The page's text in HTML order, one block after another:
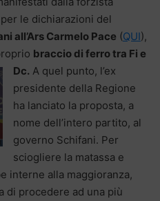
le dichiarazioni del
all’Ars Carmelo Pace (QUI),
braccio di ferro tra Fi e
Dc. A quel punto, l’ex
presidente della Regione
ha lanciato la proposta, a
nome dell’intero partito, al
governo Schifani. Per
sciogliere la matassa e
interne alla maggioranza,
di procedere ad una più